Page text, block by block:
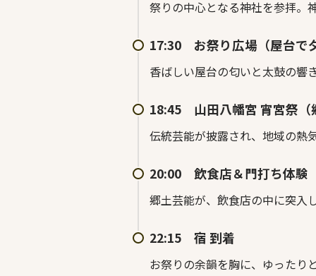
祭りの中心となる神社を参拝。
17:30 お祭り広場（屋台で
香ばしい屋台の匂いと太鼓の響
18:45 山田八幡宮 宵宮祭（
伝統芸能が披露され、地域の熱
20:00 飲食店＆門打ち体験
郷土芸能が、飲食店の中に突入
22:15 宿 到着
お祭りの余韻を胸に、ゆったり